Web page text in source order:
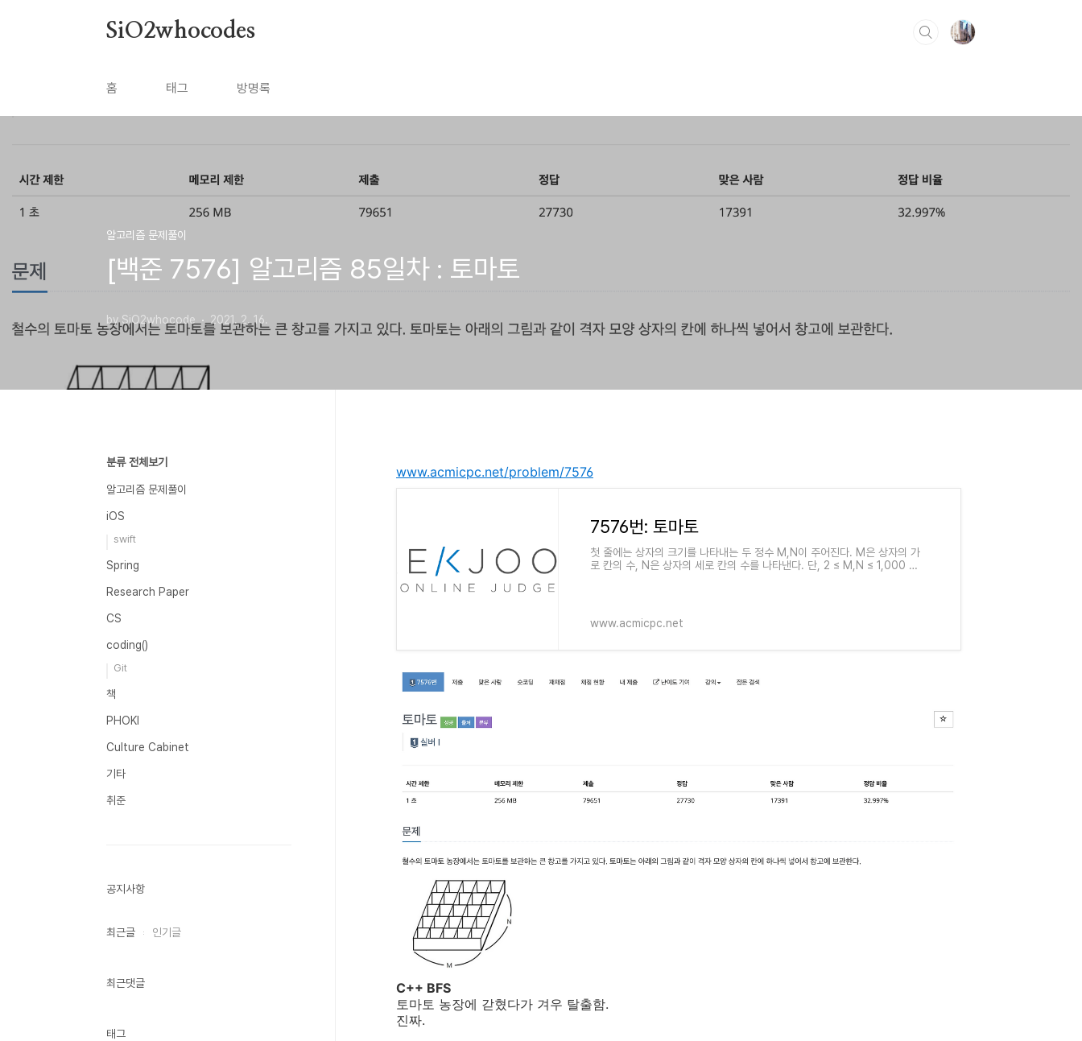
SiO2whocodes
홈 태그 방명록
알고리즘 문제풀이
[백준 7576] 알고리즘 85일차 : 토마토
by SiO2whocode 2021. 2. 16.
www.acmicpc.net/problem/7576
7576번: 토마토
첫 줄에는 상자의 크기를 나타내는 두 정수 M,N이 주어진다. M은 상자의 가
로 칸의 수, N은 상자의 세로 칸의 수를 나타낸다. 단, 2 ≤ M,N ≤ 1,000 이
www.acmicpc.net
C++ BFS
토마토 농장에 갇혔다가 겨우 탈출함.
진짜.
분류 전체보기
알고리즘 문제풀이
iOS
swift
Spring
Research Paper
CS
coding()
Git
책
PHOKI
Culture Cabinet
기타
취준
공지사항
최근글 인기글
최근댓글
태그